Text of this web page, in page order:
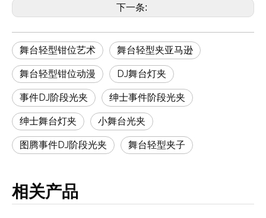
下一条:
舞台轻型钳位艺术 舞台轻型夹亚马逊
舞台轻型钳位动漫 DJ舞台灯夹
事件DJ阶段光夹 绅士事件阶段光夹
绅士舞台灯夹 小舞台光夹
图腾事件DJ阶段光夹 舞台轻型夹子
相关产品